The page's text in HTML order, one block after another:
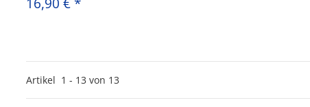
Artikel 1 - 13 von 13